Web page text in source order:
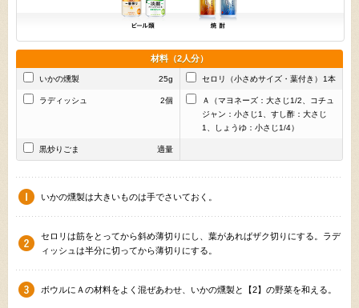
材料（2人分）
いかの燻製 25g セロリ（小さめサイズ・葉付き） 1本
ラディッシュ 2個
Ａ（マヨネーズ：大さじ1/2、コチュ
ジャン：小さじ1、すし酢：大さじ
1、しょうゆ：小さじ1/4）
黒炒りごま 適量
いかの燻製は大きいものは手でさいておく。
セロリは筋をとってから斜め薄切りにし、葉があればザク切りにする。ラデ
ィッシュは半分に切ってから薄切りにする。
ボウルにＡの材料をよく混ぜあわせ、いかの燻製と【2】の野菜を和える。